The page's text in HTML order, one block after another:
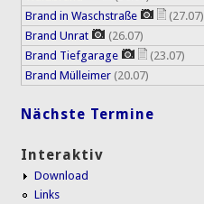
Brand in Waschstraße
(27.07)
Brand Unrat
(26.07)
Brand Tiefgarage
(23.07)
Brand Mülleimer (20.07)
Nächste Termine
Interaktiv
Download
Links